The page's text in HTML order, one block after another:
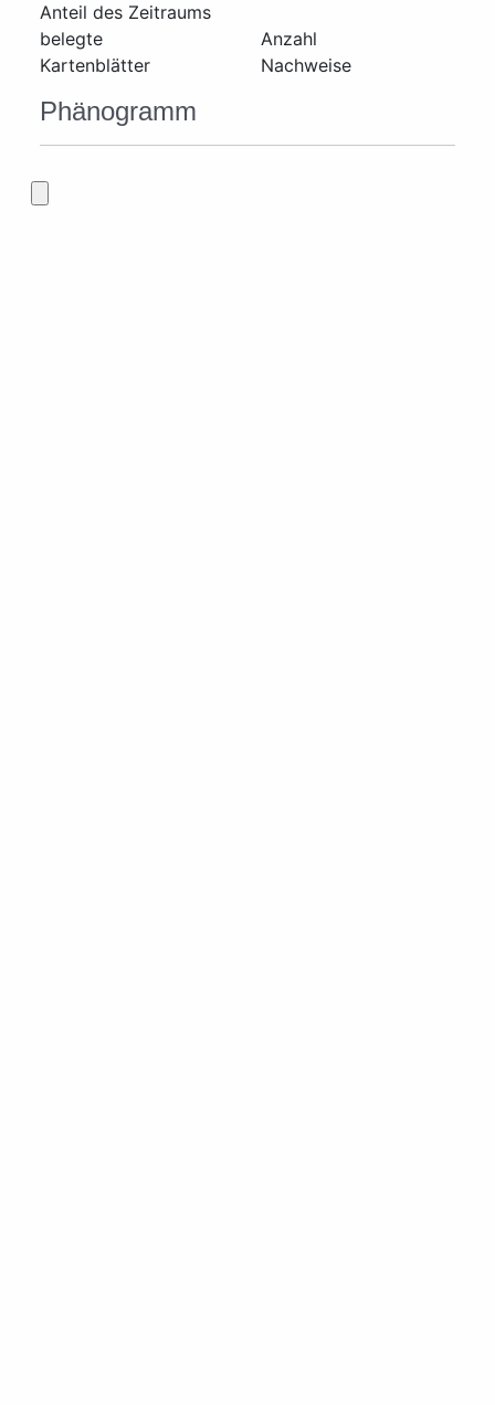
Anteil des Zeitraums
belegte
Kartenblätter
Anzahl
Nachweise
Phänogramm